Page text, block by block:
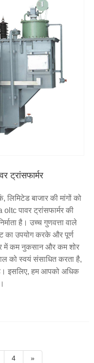
ट्रांसफार्मर
लिमिटेड बाजार की मांगों को
पावर ट्रांसफार्मर की
है। उच्च गुणवत्ता वाले
का उपयोग करके और पूर्ण
में कम नुकसान और कम शोर
को स्वयं संसाधित करता है,
इसलिए, हम आपको अधिक
4 »